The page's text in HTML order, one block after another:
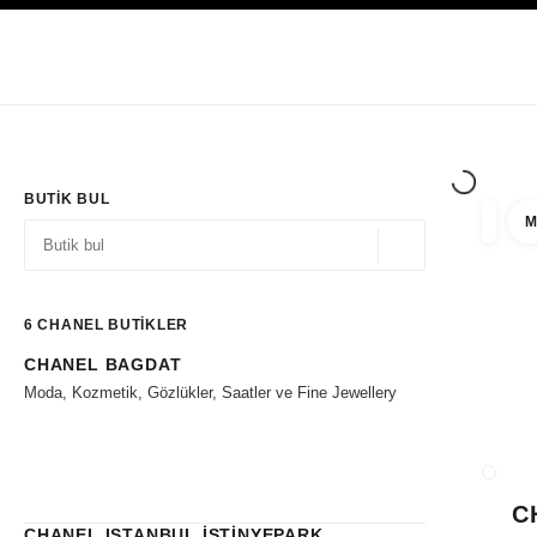
BUTIK BUL
6 CHANEL BUTİKLER
Filtrelere git
CHANEL BAGDAT
Moda, Kozmetik, Gözlükler, Saatler ve Fine Jewellery
filtre